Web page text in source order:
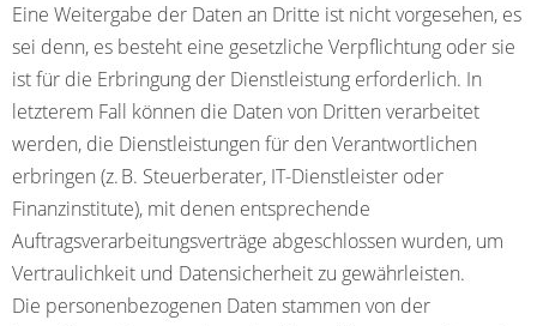
Eine Weitergabe der Daten an Dritte ist nicht vorgesehen, es
sei denn, es besteht eine gesetzliche Verpflichtung oder sie
ist für die Erbringung der Dienstleistung erforderlich. In
letzterem Fall können die Daten von Dritten verarbeitet
werden, die Dienstleistungen für den Verantwortlichen
erbringen (z. B. Steuerberater, IT-Dienstleister oder
Finanzinstitute), mit denen entsprechende
Auftragsverarbeitungsverträge abgeschlossen wurden, um
Vertraulichkeit und Datensicherheit zu gewährleisten.
Die personenbezogenen Daten stammen von der